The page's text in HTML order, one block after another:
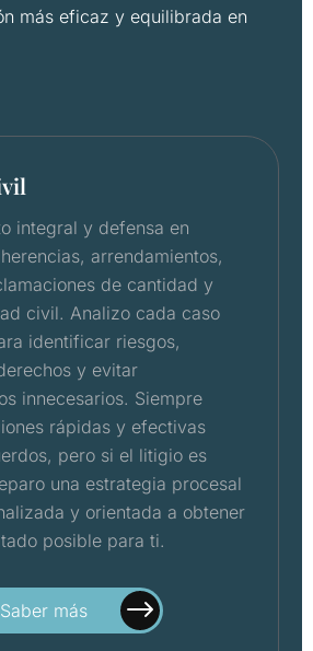
más eficaz y equilibrada en
integral y defensa en
arrendamientos,
de cantidad y
civil. Analizo cada caso
identificar riesgos,
y evitar
innecesarios. Siempre
rápidas y efectivas
pero si el litigio es
una estrategia procesal
y orientada a obtener
posible para ti.
Saber más